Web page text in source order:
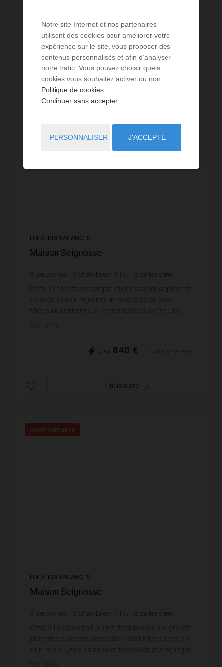
Lire la suite
VISITE VIRTUELLE
LOCATION VACANCES
Maison Seignosse
9 personnes 3 chambres 6 lits 2 salles d'eau
Cette Villa landaise comprend une spacieuse pièce de
vie avec un coin séjour et un espace salon avec
télévision donnant sur une terrasse couverte. Une
DÈS 840 €
Lire la suite
VISITE VIRTUELLE
LOCATION VACANCES
Maison Seignosse
9 personnes 3 chambres 7 lits 2 salles d'eau
Cette Villa comprend, au rez de chaussée une grande
pièce de vie ouverte avec salon, sans télévision et un
coin séjour. Une cuisine ouverte équipée et aménagée
Notre site Internet et nos partenaires
utilisent des cookies pour améliorer votre
expérience sur le site, vous proposer des
contenus personnalisés et afin d’analyser
notre trafic. Vous pouvez choisir quels
cookies vous souhaitez activer ou non.
Politique de cookies
Continuer sans accepter
PERSONNALISER J'ACCEPTE